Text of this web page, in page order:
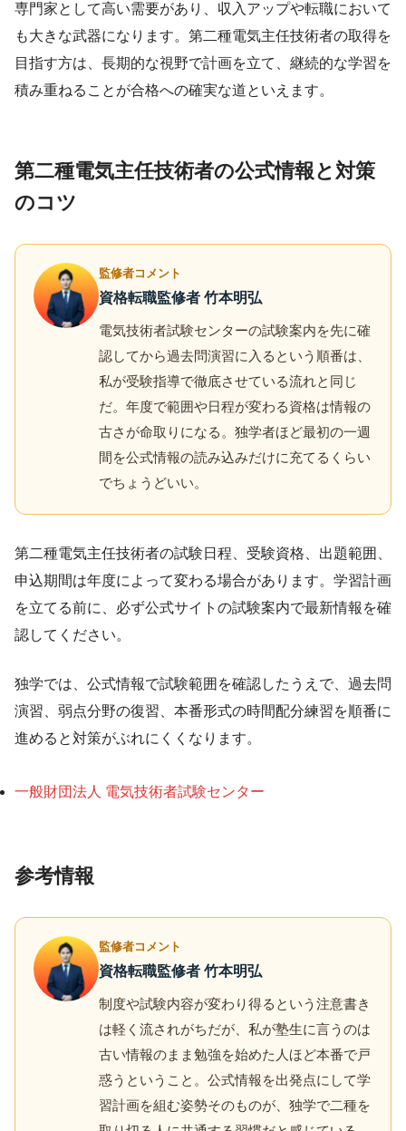
専門家として高い需要があり、収入アップや転職において
も大きな武器になります。第二種電気主任技術者の取得を
目指す方は、長期的な視野で計画を立て、継続的な学習を
積み重ねることが合格への確実な道といえます。
第二種電気主任技術者の公式情報と対策
のコツ
監修者コメント
資格転職監修者 竹本明弘
電気技術者試験センターの試験案内を先に確
認してから過去問演習に入るという順番は、
私が受験指導で徹底させている流れと同じ
だ。年度で範囲や日程が変わる資格は情報の
古さが命取りになる。独学者ほど最初の一週
間を公式情報の読み込みだけに充てるくらい
でちょうどいい。
第二種電気主任技術者の試験日程、受験資格、出題範囲、
申込期間は年度によって変わる場合があります。学習計画
を立てる前に、必ず公式サイトの試験案内で最新情報を確
認してください。
独学では、公式情報で試験範囲を確認したうえで、過去問
演習、弱点分野の復習、本番形式の時間配分練習を順番に
進めると対策がぶれにくくなります。
一般財団法人 電気技術者試験センター
参考情報
監修者コメント
資格転職監修者 竹本明弘
制度や試験内容が変わり得るという注意書き
は軽く流されがちだが、私が塾生に言うのは
古い情報のまま勉強を始めた人ほど本番で戸
惑うということ。公式情報を出発点にして学
習計画を組む姿勢そのものが、独学で二種を